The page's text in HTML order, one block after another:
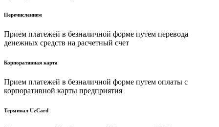
Перечислением
Прием платежей в безналичной форме путем перевода
денежных средств на расчетный счет
Корпоративная карта
Прием платежей в безналичной форме путем оплаты с
корпоративной карты предприятия
Терминал UzCard